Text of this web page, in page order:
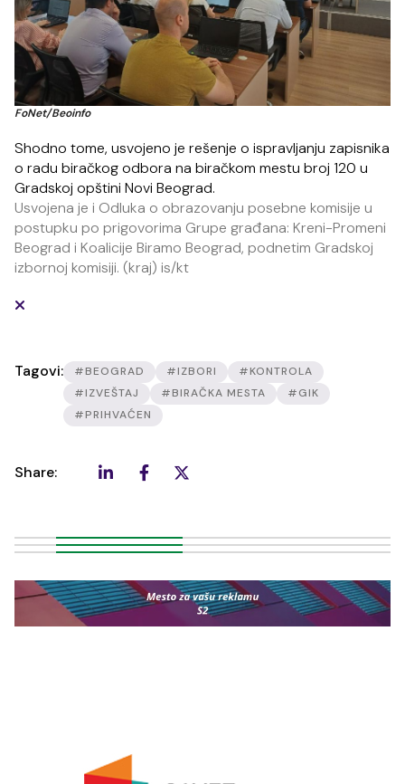
FoNet/Beoinfo
Shodno tome, usvojeno je rešenje o ispravljanju zapisnika
o radu biračkog odbora na biračkom mestu broj 120 u
Gradskoj opštini Novi Beograd.
Usvojena je i Odluka o obrazovanju posebne komisije u
postupku po prigovorima Grupe građana: Kreni-Promeni
Beograd i Koalicije Biramo Beograd, podnetim Gradskoj
izbornoj komisiji. (kraj) is/kt
Tagovi: #BEOGRAD #IZBORI
#KONTROLA
#IZVEŠTAJ
#BIRAČKA MESTA
#GIK
#PRIHVAĆEN
Share: